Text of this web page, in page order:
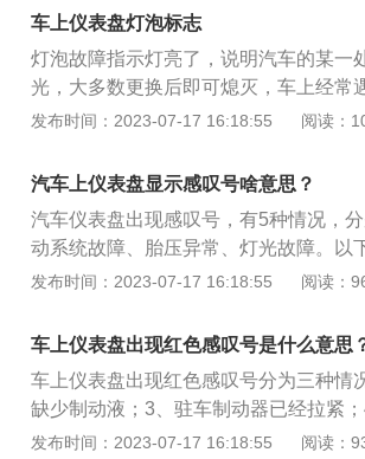
汽车制动常见故障：制动侧滑或跑偏。
右两侧制动力或制动时间不一致所致。
一侧的制动摩擦片油污，一侧回位弹性
前轴移位等；驻车制动不良。拉紧驻车
车时发生溜车现象。故障原因可能是调
前轴位移情况。4、电脑自检故障灯会
的。以下是相关资料：1.转向助力是协
打方向盘的用力强度，当然，转向助力
转向助力可能被削弱或彻底失效，转动
修。由于此系统出现故障时失去助力的
不灵活，驾驶中要格外小心，减速慢行
车上仪表盘灯泡标志
灯泡故障指示灯亮了，说明汽车的某一
光，大多数更换后即可熄灭，车上经常
灯、示宽灯、前后雾灯、倒车灯、远光
压调节器存在故障导致车辆电路电压过
新的灯具，并且更换电压调节器；3、
压过高，从而导致灯具烧毁，解决办法
4、发电机电枢和磁场线圈间有短路，
办法时讲发电机线圈修复正常并更换灯
发布时间：2023-07-17 16:18:55 阅读：
汽车上仪表盘显示感叹号啥意思？
汽车仪表盘出现感叹号，有5种情况，
动系统故障、胎压异常、灯光故障。以
三角形里有感叹号，如果这个符号亮起
动机油压力传感器故障等。需要前往4S
故障：黄色齿轮里面有感叹号，这是自
障或变速箱润滑油低于正常范围。需及
圈中间有感叹号，这个代表着制动系统
液面过低。需立即检修制动系统，避免
发布时间：2023-07-17 16:18:55 阅读：
车上仪表盘出现红色感叹号是什么意思
车上仪表盘出现红色感叹号分为三种情
缺少制动液；3、驻车制动器已经拉紧
解决办法：放下驻车制动器，检查制动
发布时间：2023-07-17 16:18:55 阅读：